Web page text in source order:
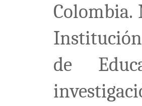
Colombia.
de